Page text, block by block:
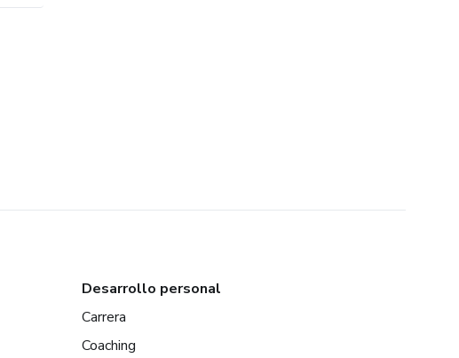
Desarrollo personal
Carrera
Coaching